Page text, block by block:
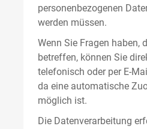
personenbezogenen
werden müssen.
Wenn Sie Fragen haben,
betreffen, können Sie
telefonisch oder per E-
da eine automatische
möglich ist.
Die Datenverarbeitung